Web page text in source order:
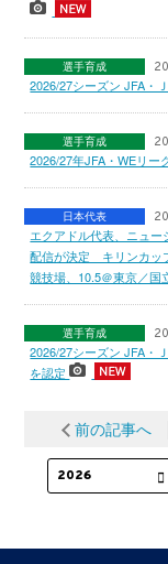
選手育成
2026/27シーズン JFA・
選手育成
2026/27年JFA・WEリ
日本代表
エクアドル代表、ニュ
配信が決定 キリンカッ
競技場、10.5＠東京／
選手育成
2026/27シーズン JFA・
を認定
前の記事へ